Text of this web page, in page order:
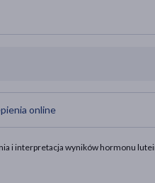
online
i interpretacja wyników hormonu